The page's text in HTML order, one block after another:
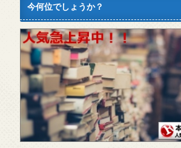
今何位でしょうか？